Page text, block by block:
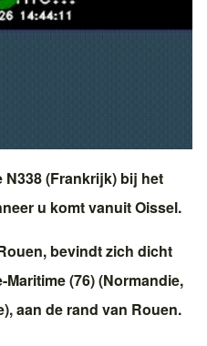
N338 (Frankrijk) bij het
u komt vanuitOissel.
, bevindt zich dicht
Maritime (76)(Normandie,
), aan de rand van Rouen.